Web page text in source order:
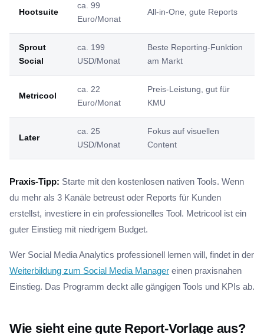
Hootsuite
ca. 99
Euro/Monat
All-in-One, gute Reports
Sprout
Social
ca. 199
USD/Monat
Beste Reporting-Funktion
am Markt
Metricool
ca. 22
Euro/Monat
Preis-Leistung, gut für
KMU
Later
ca. 25
USD/Monat
Fokus auf visuellen
Content
Praxis-Tipp: Starte mit den kostenlosen nativen Tools. Wenn
du mehr als 3 Kanäle betreust oder Reports für Kunden
erstellst, investiere in ein professionelles Tool. Metricool ist ein
guter Einstieg mit niedrigem Budget.
Wer Social Media Analytics professionell lernen will, findet in der
Weiterbildung zum Social Media Manager einen praxisnahen
Einstieg. Das Programm deckt alle gängigen Tools und KPIs ab.
Wie sieht eine gute Report-Vorlage aus?